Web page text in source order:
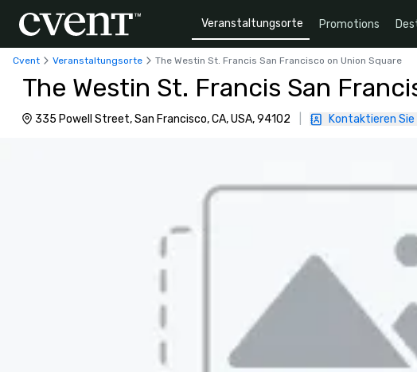
Veranstaltungsorte Promotions
Cvent Veranstaltungsorte The Westin St. Francis San Francisco on Union Square
The Westin St. Francis San
335 Powell Street, San Francisco, CA, USA, 94102 Kontaktieren Sie